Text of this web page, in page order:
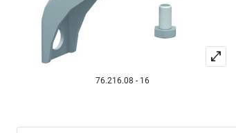
76.216.08 - 16